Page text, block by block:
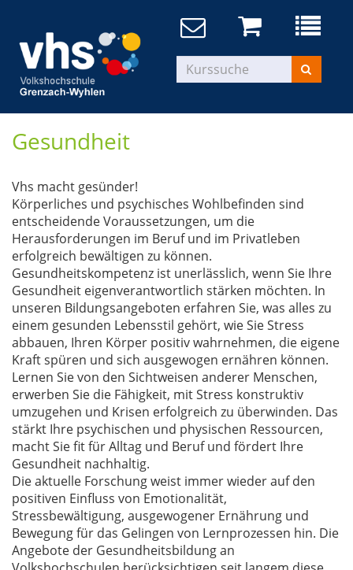
Gesundheit
Vhs macht gesünder!
Körperliches und psychisches Wohlbefinden sind
entscheidende Voraussetzungen, um die
Herausforderungen im Beruf und im Privatleben
erfolgreich bewältigen zu können.
Gesundheitskompetenz ist unerlässlich, wenn Sie Ihre
Gesundheit eigenverantwortlich stärken möchten. In
unseren Bildungsangeboten erfahren Sie, was alles zu
einem gesunden Lebensstil gehört, wie Sie Stress
abbauen, Ihren Körper positiv wahrnehmen, die eigene
Kraft spüren und sich ausgewogen ernähren können.
Lernen Sie von den Sichtweisen anderer Menschen,
erwerben Sie die Fähigkeit, mit Stress konstruktiv
umzugehen und Krisen erfolgreich zu überwinden. Das
stärkt Ihre psychischen und physischen Ressourcen,
macht Sie fit für Alltag und Beruf und fördert Ihre
Gesundheit nachhaltig.
Die aktuelle Forschung weist immer wieder auf den
positiven Einfluss von Emotionalität,
Stressbewältigung, ausgewogener Ernährung und
Bewegung für das Gelingen von Lernprozessen hin. Die
Angebote der Gesundheitsbildung an